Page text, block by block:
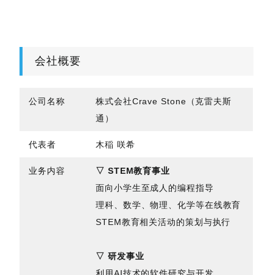
会社概要
公司名称
株式会社Crave Stone（克雷夫斯
通）
代表者 木稲 咲希
业务内容
▽ STEM教育事业
面向小学生至成人的编程指导
理科、数学、物理、化学等在线教育
STEM教育相关活动的策划与执行
▽ 研发事业